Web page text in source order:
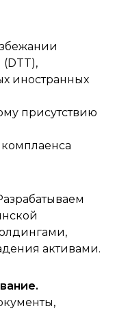
иностранных
присутствию
активами.